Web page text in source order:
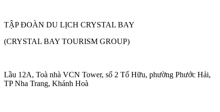
TẬP ĐOÀN DU LỊCH CRYSTAL BAY
(CRYSTAL BAY TOURISM GROUP)
Lầu 12A, Toà nhà VCN Tower, số 2 Tố Hữu, phường Phước Hải,
TP Nha Trang, Khánh Hoà